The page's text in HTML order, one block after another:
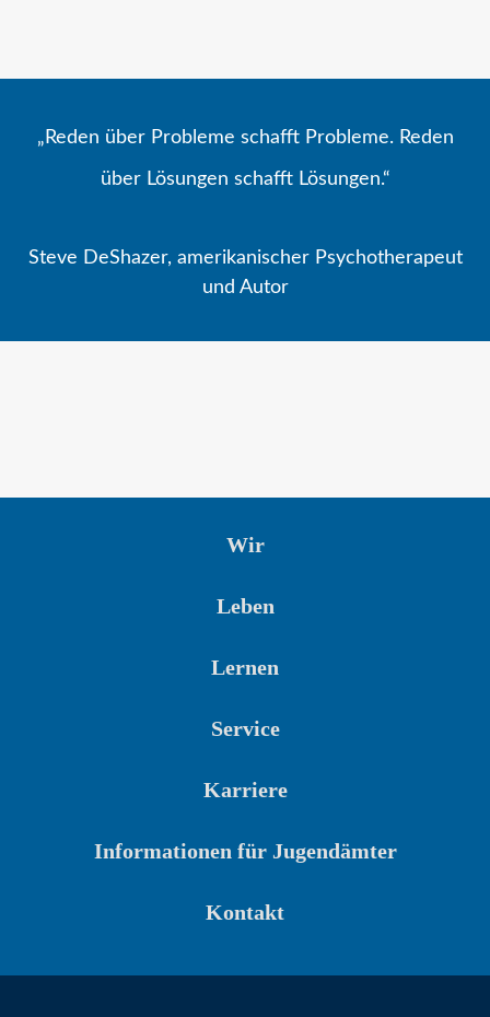
„Reden über Probleme schafft Probleme. Reden
über Lösungen schafft Lösungen.“
Steve DeShazer, amerikanischer Psychotherapeut
und Autor
Wir
Leben
Lernen
Service
Karriere
Informationen für Jugendämter
Kontakt